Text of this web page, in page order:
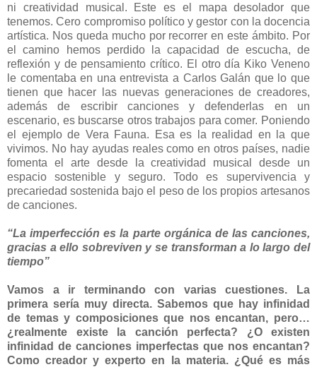
ni creatividad musical. Este es el mapa desolador que
tenemos. Cero compromiso político y gestor con la docencia
artística. Nos queda mucho por recorrer en este ámbito. Por
el camino hemos perdido la capacidad de escucha, de
reflexión y de pensamiento crítico. El otro día Kiko Veneno
le comentaba en una entrevista a Carlos Galán que lo que
tienen que hacer las nuevas generaciones de creadores,
además de escribir canciones y defenderlas en un
escenario, es buscarse otros trabajos para comer. Poniendo
el ejemplo de Vera Fauna. Esa es la realidad en la que
vivimos. No hay ayudas reales como en otros países, nadie
fomenta el arte desde la creatividad musical desde un
espacio sostenible y seguro. Todo es supervivencia y
precariedad sostenida bajo el peso de los propios artesanos
de canciones.
“La imperfección es la parte orgánica de las canciones,
gracias a ello sobreviven y se transforman a lo largo del
tiempo”
Vamos a ir terminando con varias cuestiones. La
primera sería muy directa. Sabemos que hay infinidad
de temas y composiciones que nos encantan, pero…
¿realmente existe la canción perfecta? ¿O existen
infinidad de canciones imperfectas que nos encantan?
Como creador y experto en la materia. ¿Qué es más